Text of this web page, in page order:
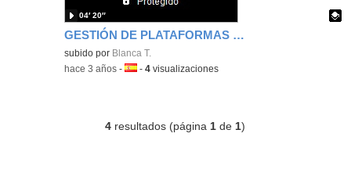
GESTIÓN DE PLATAFORMAS VIRTUALES BLANCA TOMÁS
Contenido educativo.
subido por Blanca T.
04′ 20″
-hace 3 años -Idioma:
-4 visualizaciones
4 resultados (página 1 de 1)